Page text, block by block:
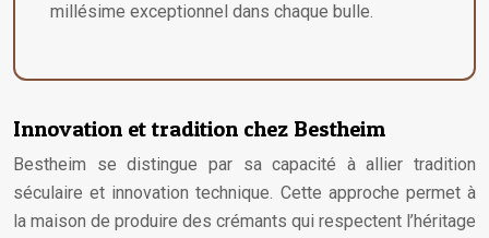
millésime exceptionnel dans chaque bulle.
Innovation et tradition chez Bestheim
Bestheim se distingue par sa capacité à allier tradition
séculaire et innovation technique. Cette approche permet à
la maison de produire des crémants qui respectent l’héritage